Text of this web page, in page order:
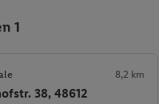
1
8,2 km
38, 48612